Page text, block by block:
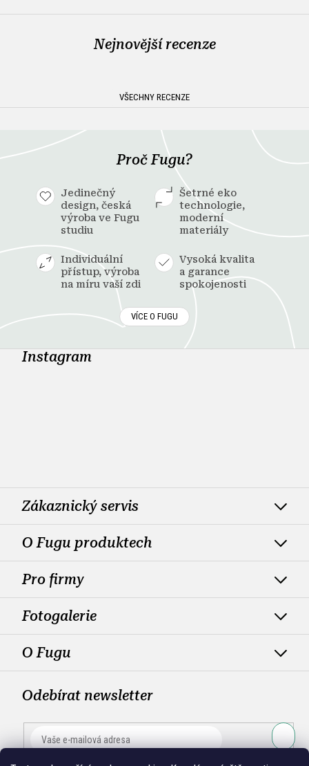
Nejnovější recenze
VŠECHNY RECENZE
Proč Fugu?
Jedinečný
design, česká
výroba ve Fugu
studiu
Šetrné eko
technologie,
moderní
materiály
Individuální
přístup, výroba
na míru vaší zdi
Vysoká kvalita
a garance
spokojenosti
VÍCE O FUGU
Instagram
Zákaznický servis
O Fugu produktech
Pro firmy
Fotogalerie
O Fugu
Odebírat newsletter